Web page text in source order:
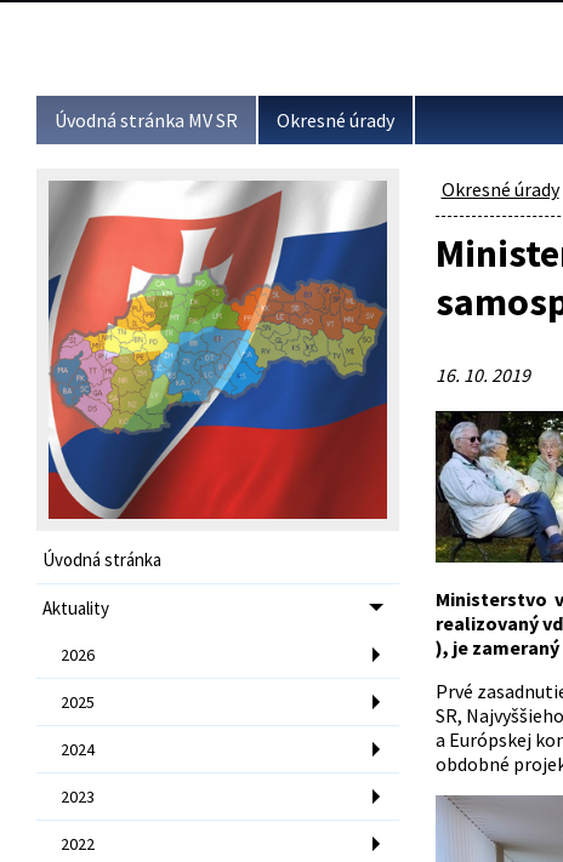
Úvodná stránka MV SR Okresné úrady
Úvodná stránka
Aktuality
2026
2025
2024
2023
2022
Okresné úrady
16. 10. 2019
Ministerstvo
realizovaný
), je
Prvé
SR,
a Európskej
obdobné